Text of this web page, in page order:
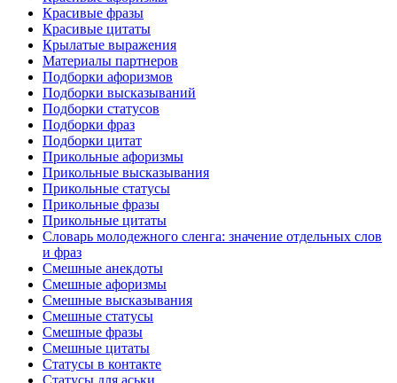
Красивые фразы
Красивые цитаты
Крылатые выражения
Материалы партнеров
Подборки афоризмов
Подборки высказываний
Подборки статусов
Подборки фраз
Подборки цитат
Прикольные афоризмы
Прикольные высказывания
Прикольные статусы
Прикольные фразы
Прикольные цитаты
Словарь молодежного сленга: значение отдельных слов
и фраз
Смешные анекдоты
Смешные афоризмы
Смешные высказывания
Смешные статусы
Смешные фразы
Смешные цитаты
Статусы в контакте
Статусы для аськи